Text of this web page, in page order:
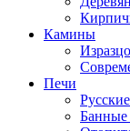
Камины
Печи
Банные